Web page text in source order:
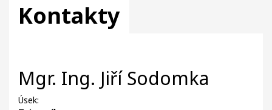
Kontakty
Mgr. Ing. Jiří Sodomka
Úsek: